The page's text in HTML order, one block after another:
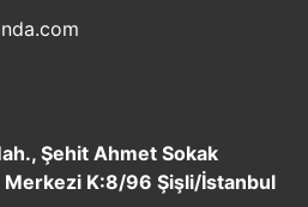
Şehit Ahmet Sokak
Merkezi K:8/96 Şişli/İstanbul